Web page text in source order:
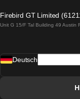
Firebird GT Limited
Unit G 15/F Tal Building 49 Austin
Deutsch